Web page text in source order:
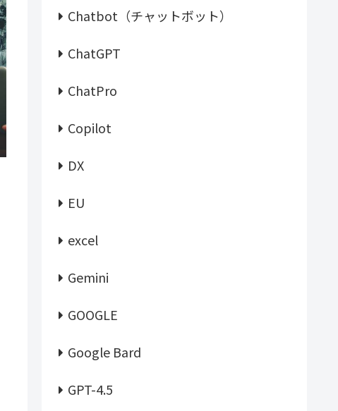
Chatbot（チャットボット）
ChatGPT
ChatPro
Copilot
DX
EU
excel
Gemini
GOOGLE
Google Bard
GPT-4.5